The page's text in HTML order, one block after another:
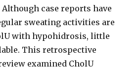
case reports have
sweating activities are
with hypohidrosis, little
This retrospective
examined CholU